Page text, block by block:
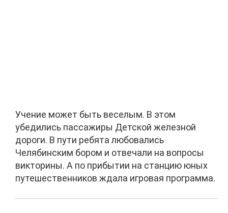
Учение может быть веселым. В этом
убедились пассажиры Детской железной
дороги. В пути ребята любовались
Челябинским бором и отвечали на вопросы
викторины. А по прибытии на станцию юных
путешественников ждала игровая программа.